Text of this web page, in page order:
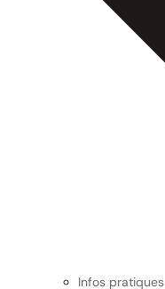
Infos pratiques